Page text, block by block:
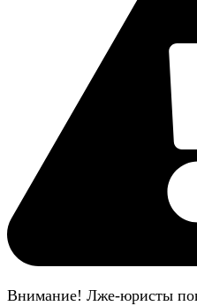
Внимание! Лже-юристы